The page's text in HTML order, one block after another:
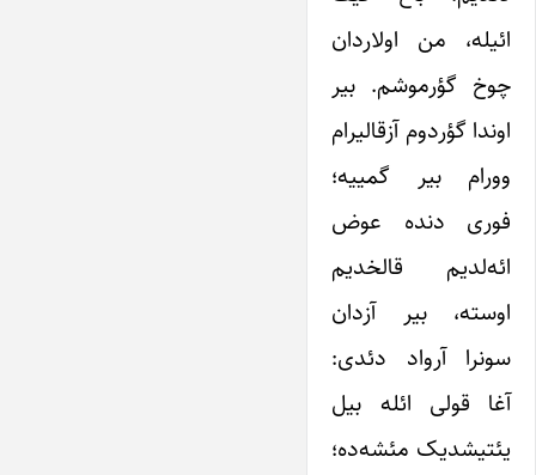
ائیله، من اولاردان
چوخ گؤرموشم. بیر
اوندا گؤردوم آزقالیرام
وورام بیر گمییه؛
فوری دنده عوض
ائه‌لدیم قالخدیم
اوسته، بیر آزدان
سونرا آرواد دئدی:
آغا قولی ائله بیل
یئتیشدیک مئشه‌ده؛